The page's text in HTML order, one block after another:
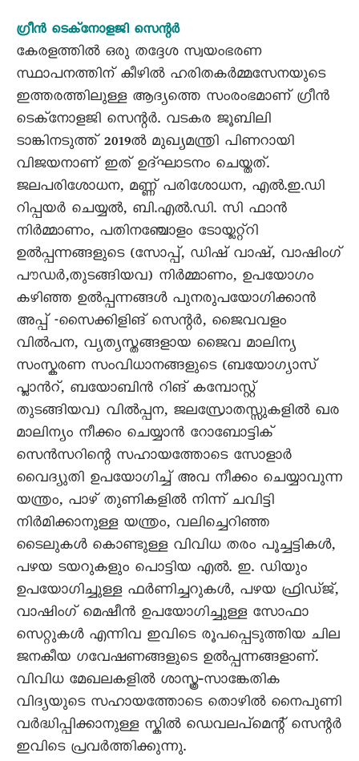
ഗ്രീൻ ടെക്നോളജി സെന്റർ
കേരളത്തിൽ ഒരു തദ്ദേശ സ്വയംഭരണ
സ്ഥാപനത്തിന് കീഴിൽ ഹരിതകർമ്മസേനയുടെ
ഇത്തരത്തിലുള്ള ആദ്യത്തെ സംരംഭമാണ് ഗ്രീൻ
ടെക്നോളജി സെന്റർ. വടകര ജൂബിലി
ടാങ്കിനടുത്ത് 2019ൽ മുഖ്യമന്ത്രി പിണറായി
വിജയനാണ് ഇത് ഉദ്ഘാടനം ചെയ്തത്.
ജലപരിശോധന, മണ്ണ് പരിശോധന, എൽ.ഇ.ഡി
റിപ്പയർ ചെയ്യൽ, ബി.എൽ.ഡി. സി ഫാൻ
നിർമ്മാണം, പതിനഞ്ചോളം ടോയ്ലറ്റ്റി
ഉൽപ്പന്നങ്ങളുടെ (സോപ്പ്, ഡിഷ് വാഷ്, വാഷിംഗ്‌
പൗഡർ,തുടങ്ങിയവ) നിർമ്മാണം, ഉപയോഗം
കഴിഞ്ഞ ഉൽപ്പന്നങ്ങൾ പുനരുപയോഗിക്കാൻ
അപ്പ് -സൈക്കിളിങ് സെന്റർ, ജൈവവളം
വിൽപന, വ്യത്യസ്തങ്ങളായ ജൈവ മാലിന്യ
സംസ്കരണ സംവിധാനങ്ങളുടെ (ബയോഗ്യാസ്
പ്ലാൻറ്, ബയോബിൻ റിങ് കമ്പോസ്റ്റ്
തുടങ്ങിയവ) വിൽപ്പന, ജലസ്രോതസ്സുകളിൽ ഖര
മാലിന്യം നീക്കം ചെയ്യാൻ റോബോട്ടിക്
സെൻസറിന്റെ സഹായത്തോടെ സോളാർ
വൈദ്യുതി ഉപയോഗിച്ച് അവ നീക്കം ചെയ്യാവുന്ന
യന്ത്രം, പാഴ് തുണികളിൽ നിന്ന് ചവിട്ടി
നിർമിക്കാനുള്ള യന്ത്രം, വലിച്ചെറിഞ്ഞ
ടൈലുകൾ കൊണ്ടുള്ള വിവിധ തരം പൂച്ചട്ടികൾ,
പഴയ ടയറുകളും പൊട്ടിയ എൽ. ഇ. ഡിയും
ഉപയോഗിച്ചുള്ള ഫർണിച്ചറുകൾ, പഴയ ഫ്രിഡ്ജ്,
വാഷിംഗ് മെഷീൻ ഉപയോഗിച്ചുള്ള സോഫാ
സെറ്റുകൾ എന്നിവ ഇവിടെ രൂപപ്പെടുത്തിയ ചില
ജനകീയ ഗവേഷണങ്ങളുടെ ഉൽപ്പന്നങ്ങളാണ്.
വിവിധ മേഖലകളിൽ ശാസ്ത്ര‐സാങ്കേതിക
വിദ്യയുടെ സഹായത്തോടെ തൊഴിൽ നൈപുണി
വർദ്ധിപ്പിക്കാനുള്ള സ്കിൽ ഡെവലപ്മെന്റ് സെന്റർ
ഇവിടെ പ്രവർത്തിക്കുന്നു.